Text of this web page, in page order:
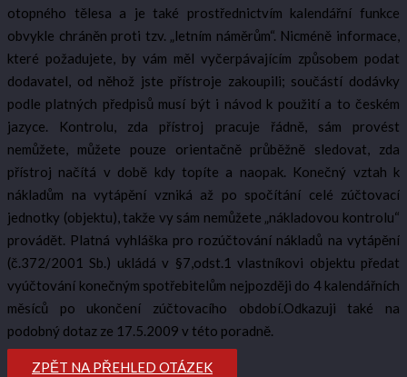
otopného tělesa a je také prostřednictvím kalendářní funkce
obvykle chráněn proti tzv. „letním náměrům“. Nicméně informace,
které požadujete, by vám měl vyčerpávajícím způsobem podat
dodavatel, od něhož jste přístroje zakoupili; součástí dodávky
podle platných předpisů musí být i návod k použití a to českém
jazyce. Kontrolu, zda přístroj pracuje řádně, sám provést
nemůžete, můžete pouze orientačně průběžně sledovat, zda
přístroj načítá v době kdy topíte a naopak. Konečný vztah k
nákladům na vytápění vzniká až po spočítání celé zúčtovací
jednotky (objektu), takže vy sám nemůžete „nákladovou kontrolu“
provádět. Platná vyhláška pro rozúčtování nákladů na vytápění
(č.372/2001 Sb.) ukládá v §7,odst.1 vlastníkovi objektu předat
vyúčtování konečným spotřebitelům nejpozději do 4 kalendářních
měsíců po ukončení zúčtovacího období.Odkazuji také na
podobný dotaz ze 17.5.2009 v této poradně.
ZPĚT NA PŘEHLED OTÁZEK